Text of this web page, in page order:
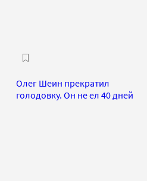
Олег Шеин прекратил
голодовку. Он не ел 40 дней